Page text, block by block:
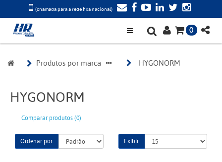
(chamada para a rede fixa nacional)
0
Produtos por marca HYGONORM
HYGONORM
Comparar produtos (0)
Ordenar por: Exibir: